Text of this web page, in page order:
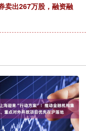
卖出267万股，融资融